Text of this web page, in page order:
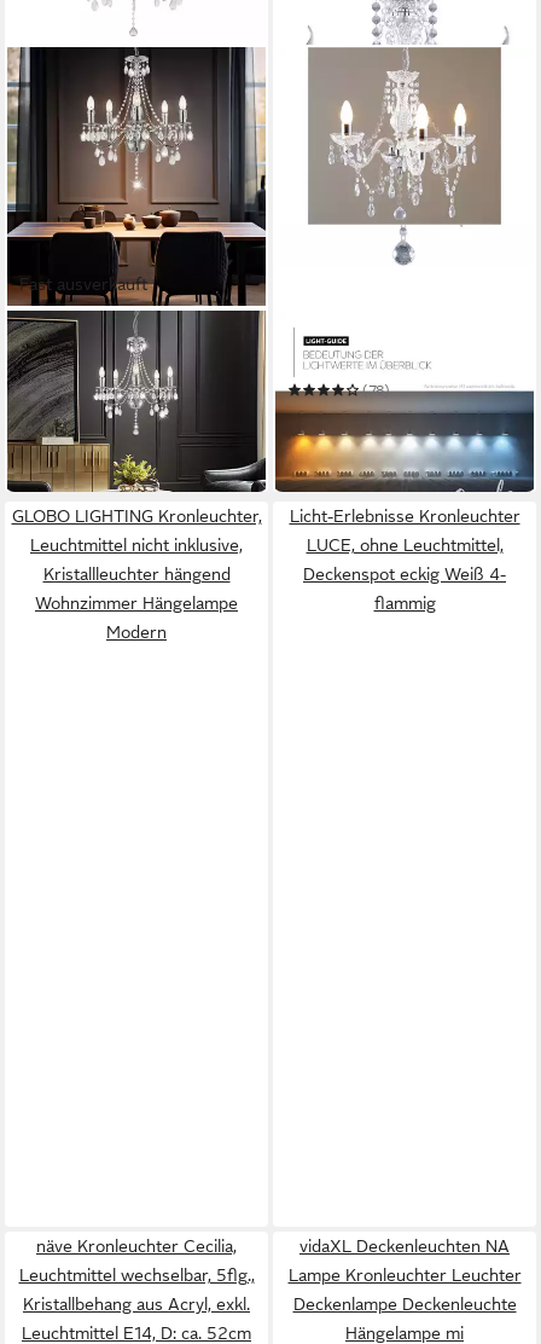
Fast ausverkauft
GLOBO LIGHTING
Kronleuchter
94,99 €
in 2-3 Werktagen bei dir
REALITY LEUCHTEN
Kronleuchter
(78)
48,68 € UVP78,99 €
-38%
in 3-4 Werktagen bei dir
GLOBO LIGHTING Kronleuchter,
Leuchtmittel nicht inklusive,
Kristallleuchter hängend
Wohnzimmer Hängelampe
Modern
Licht-Erlebnisse Kronleuchter
LUCE, ohne Leuchtmittel,
Deckenspot eckig Weiß 4-
flammig
näve Kronleuchter Cecilia,
Leuchtmittel wechselbar, 5flg.,
Kristallbehang aus Acryl, exkl.
Leuchtmittel E14, D: ca. 52cm
vidaXL Deckenleuchten NA
Lampe Kronleuchter Leuchter
Deckenlampe Deckenleuchte
Hängelampe mi